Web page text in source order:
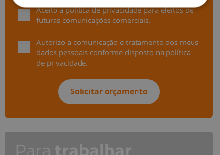
Aceito apolítica de privacidadepara efeitos de
futuras comunicações comerciais.
Autorizo a comunicação e tratamento dos meus
dados pessoais conforme disposto na política
de privacidade.
Para trabalhar